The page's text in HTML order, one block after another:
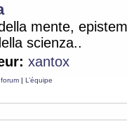
mente,
scienza..
xantox
| L’équipe